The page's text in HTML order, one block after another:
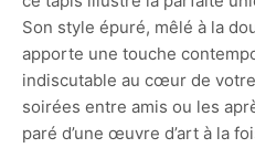
Son style épuré, mêlé à la
apporte une touche
indiscutable au cœur de
soirées entre amis ou les
paré d’une œuvre d’art à la